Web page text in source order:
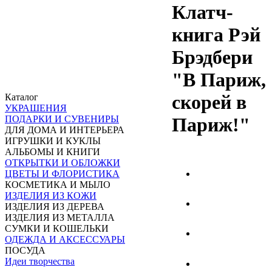
Каталог
УКРАШЕНИЯ
ПОДАРКИ И СУВЕНИРЫ
ДЛЯ ДОМА И ИНТЕРЬЕРА
ИГРУШКИ И КУКЛЫ
АЛЬБОМЫ И КНИГИ
ОТКРЫТКИ И ОБЛОЖКИ
ЦВЕТЫ И ФЛОРИСТИКА
КОСМЕТИКА И МЫЛО
ИЗДЕЛИЯ ИЗ КОЖИ
ИЗДЕЛИЯ ИЗ ДЕРЕВА
ИЗДЕЛИЯ ИЗ МЕТАЛЛА
СУМКИ И КОШЕЛЬКИ
ОДЕЖДА И АКСЕССУАРЫ
ПОСУДА
Идеи творчества
Клатч-
книга Рэй
Брэдбери
"В Париж,
скорей в
Париж!"